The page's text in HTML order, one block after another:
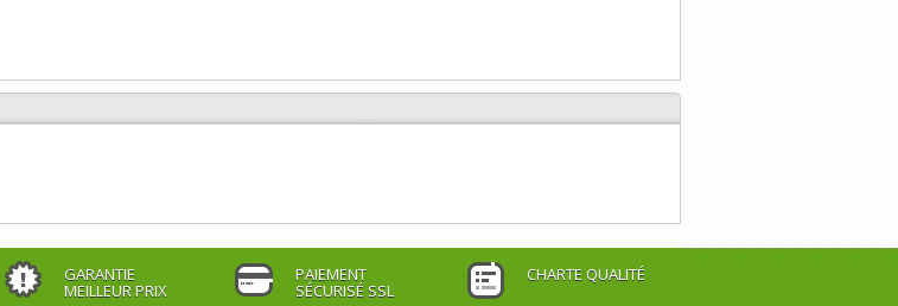
GARANTIE
MEILLEUR PRIX
PAIEMENT
SÉCURISÉ SSL
CHARTE QUALITÉ